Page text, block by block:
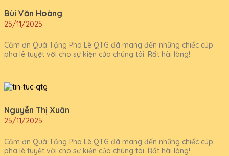
Bùi Văn Hoàng
25/11/2025
Cảm ơn Quà Tặng Pha Lê QTG đã mang đến những chiếc cúp
pha lê tuyệt vời cho sự kiện của chúng tôi. Rất hài lòng!
Nguyễn Thị Xuân
25/11/2025
Cảm ơn Quà Tặng Pha Lê QTG đã mang đến những chiếc cúp
pha lê tuyệt vời cho sự kiện của chúng tôi. Rất hài lòng!